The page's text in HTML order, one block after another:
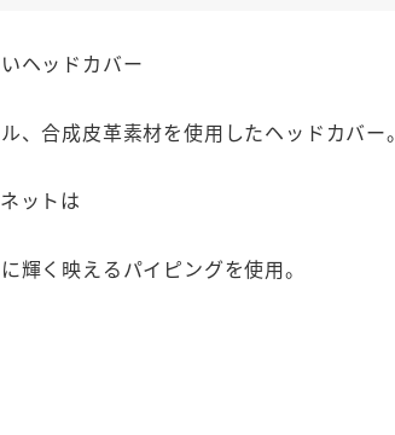
ヘッドカバー
、合成皮革素材を使用したヘッドカバー。
ットは
輝く映えるパイピングを使用。